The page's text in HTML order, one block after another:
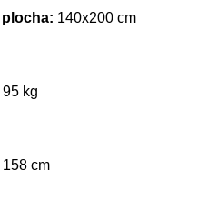
140x200 cm
95 kg
158 cm